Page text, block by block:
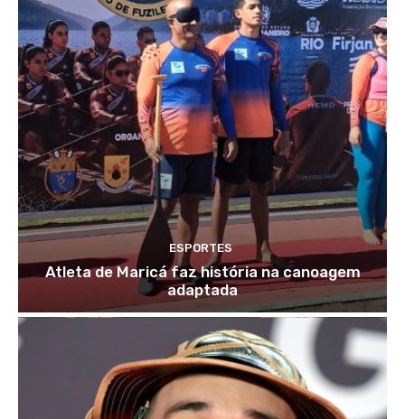
ESPORTES
Atleta de Maricá faz história na canoagem
adaptada